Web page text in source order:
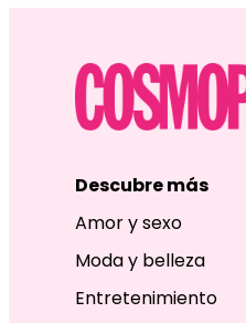
Descubre más
Amor y sexo
Moda y belleza
Entretenimiento